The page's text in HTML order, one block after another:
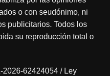
o con seudónimo, ni
publicitarios. Todos los
su reproducción total o
2026-62424054 / Ley